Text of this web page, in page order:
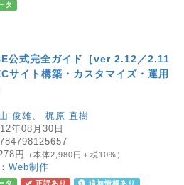
タ
公式完全ガイド［ver 2.12／2.11
サイト構築・カスタマイズ・運用
俊雄、 梶原 直樹
年08月30日
円 （本体2,980円＋税10%）
Web制作
タ 正誤あり 追加情報あり